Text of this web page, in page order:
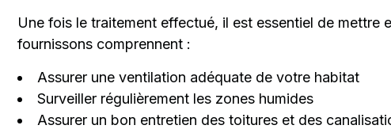
Une fois le traitement effectué, il est essentiel de
fournissons comprennent :
Assurer une ventilation adéquate de votre habitat
Surveiller régulièrement les zones humides
Assurer un bon entretien des toitures et des